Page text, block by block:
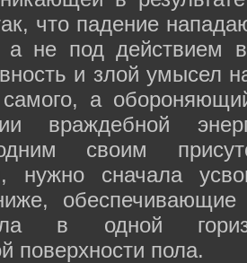
что падение
не под действием
и злой умысел
а
враждебной
своим
нужно сначала
обеспечивающие
в одной
поверхности пола.